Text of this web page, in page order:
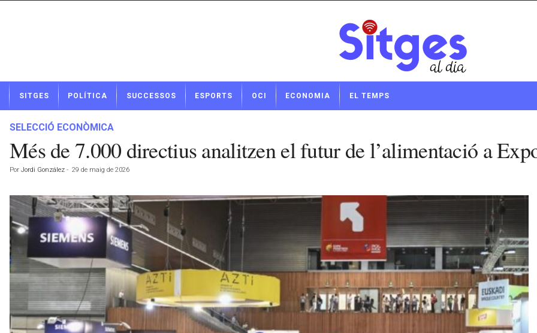
t
SITGES POLÍTICA SUCCESSOS ESPORTS OCI ECONOMIA EL TEMPS
SELECCIÓ ECONÒMICA
Més de 7.000 directius analitzen el futur de l’alimentació a
Por Jordi González - 29 de maig de 2026